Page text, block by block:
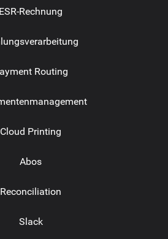
ESR-Rechnung
Routing
Cloud Printing
Abos
Reconciliation
Slack